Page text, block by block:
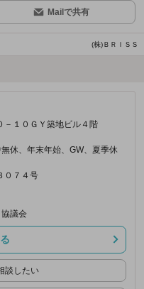
Mailで共有
(株)ＢＲＩＳＳ
－１０ＧＹ築地ビル４階
休、年末年始、GW、夏季休
０７４号
協議会
談したい